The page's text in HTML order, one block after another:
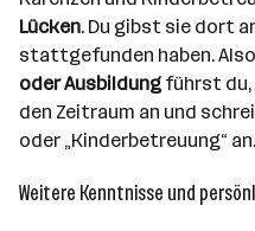
Lücken. Du gibst sie dort
stattgefunden haben.
oder Ausbildung führst du,
den Zeitraum an und
oder „Kinderbetreuung“ an.
Weitere Kenntnisse und